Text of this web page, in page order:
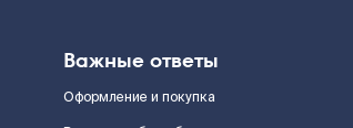
Важные ответы
Оформление и покупка